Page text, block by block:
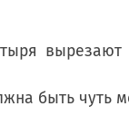
вырезают
быть чуть